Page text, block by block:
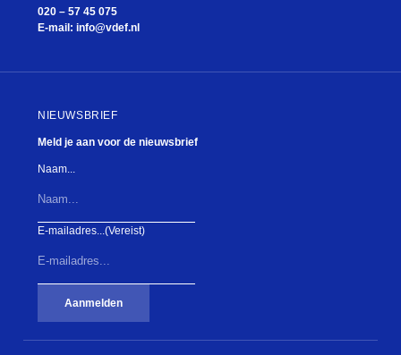
020 – 57 45 075
E-mail: info@vdef.nl
NIEUWSBRIEF
Meld je aan voor de nieuwsbrief
Naam...
E-mailadres...(Vereist)
Aanmelden